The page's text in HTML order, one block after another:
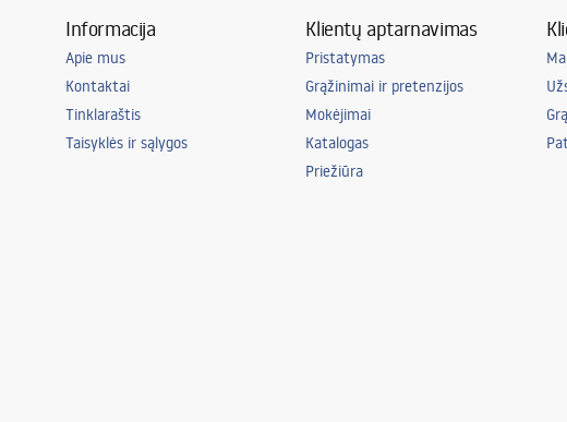
Informacija
Apie mus
Kontaktai
Tinklaraštis
Taisyklės ir sąlygos
Klientų aptarnavimas
Pristatymas
Grąžinimai ir pretenzijos
Mokėjimai
Katalogas
Priežiūra